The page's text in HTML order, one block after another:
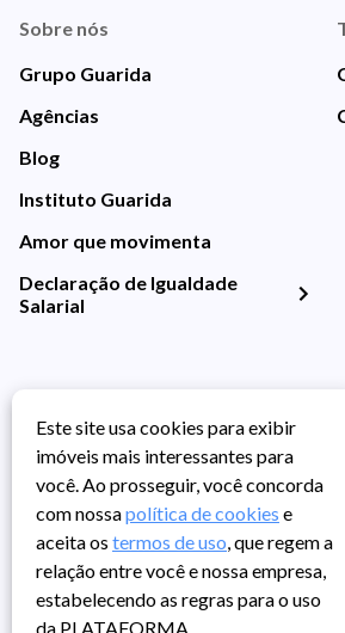
Sobre nós
Grupo Guarida
Agências
Blog
Instituto Guarida
Amor que movimenta
Declaração de Igualdade
Salarial
Este site usa cookies para exibir
imóveis mais interessantes para
você. Ao prosseguir, você concorda
com nossapolítica de cookies e
aceita os termos de uso, que regem a
relação entre você e nossa empresa,
estabelecendo as regras para o uso
da PLATAFORMA.